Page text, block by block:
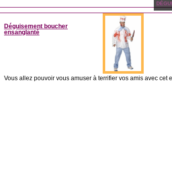
Déguisement boucher
ensanglanté
Vous allez pouvoir vous amuser à terrifier vos amis avec cet